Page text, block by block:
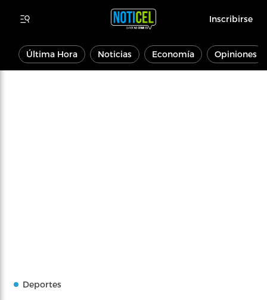
Inscribirse
Última Hora Noticias Economía Opiniones
Deportes